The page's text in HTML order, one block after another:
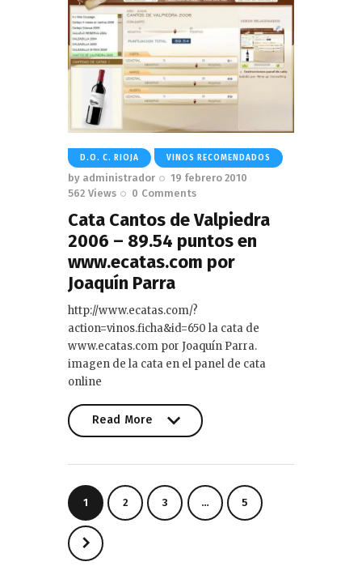
D.O. C. RIOJA VINOS RECOMENDADOS
by administrador
19 febrero 2010
562 Views 0 Comments
Cata Cantos de Valpiedra
2006 – 89.54 puntos en
www.ecatas.com por
Joaquín Parra
http://www.ecatas.com/?
action=vinos.ficha&id=650 la cata de
www.ecatas.com por Joaquín Parra.
imagen de la cata en el panel de cata
online
Read More
Paginación
de
entradas
PAGE
1 PAGE
2 PAGE
3 … PAGE
5